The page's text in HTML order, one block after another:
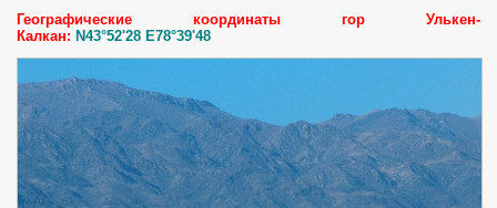
Географические координаты гор Улькен-
Калкан: N43°52'28 E78°39'48